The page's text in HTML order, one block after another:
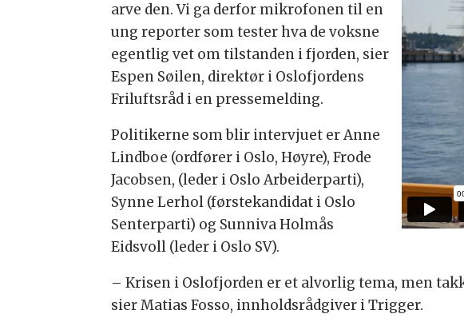
arve den. Vi ga derfor mikrofonen til en
ung reporter som tester hva de voksne
egentlig vet om tilstanden i fjorden, sier
Espen Søilen, direktør i Oslofjordens
Friluftsråd i en pressemelding.
Politikerne som blir intervjuet er Anne
Lindboe (ordfører i Oslo, Høyre), Frode
Jacobsen, (leder i Oslo Arbeiderparti),
Synne Lerhol (førstekandidat i Oslo
Senterparti) og Sunniva Holmås
Eidsvoll (leder i Oslo SV).
– Krisen i Oslofjorden er et alvorlig tema, men
sier Matias Fosso, innholdsrådgiver i Trigger.